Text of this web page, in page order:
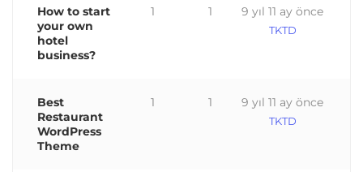
How to start
your own
hotel
business?
1 1 9 yıl 11 ay önce
TKTD
Best
Restaurant
WordPress
Theme
1 1 9 yıl 11 ay önce
TKTD